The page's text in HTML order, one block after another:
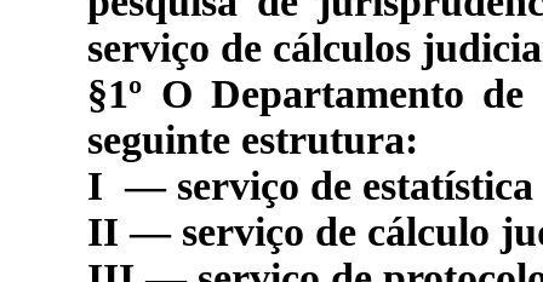
serviço de cálculos
§1º O Departamento
seguinte estrutura:
I— serviço de
II — serviço de cálculo